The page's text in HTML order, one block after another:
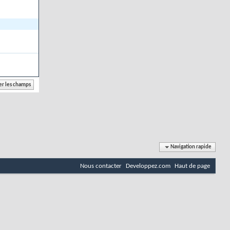
Navigation rapide
Nous contacter Developpez.com Haut de page